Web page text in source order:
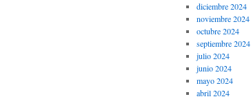
diciembre 2024
noviembre 2024
octubre 2024
septiembre 2024
julio 2024
junio 2024
mayo 2024
abril 2024